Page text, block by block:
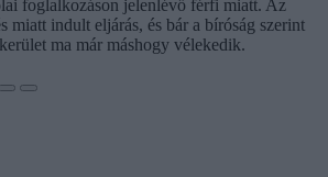
foglalkozáson jelenlévő férfi miatt. Az
miatt indult eljárás, és bár a bíróság szerint
ma már máshogy vélekedik.